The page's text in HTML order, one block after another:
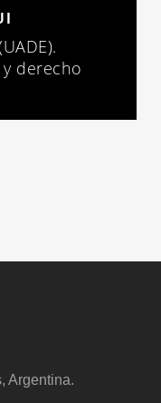
derecho
Argentina.